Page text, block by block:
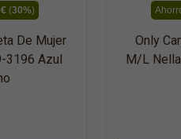
(30%)
De Mujer
3196 Azul
Only
M/l Nella